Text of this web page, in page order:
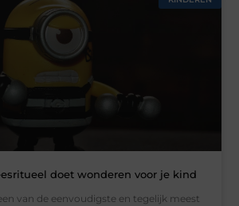
doet wonderen voor je kind
van de eenvoudigste en tegelijk meest